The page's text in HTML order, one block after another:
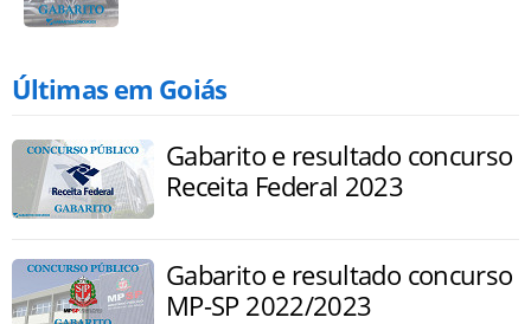
Últimas em Goiás
Gabarito e resultado concurso
Receita Federal 2023
Gabarito e resultado concurso
MP-SP 2022/2023